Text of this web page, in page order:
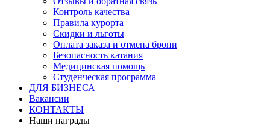
Контроль качества
Правила курорта
Скидки и льготы
Оплата заказа и отмена брони
Безопасность катания
Медицинская помощь
Студенческая программа
ДЛЯ БИЗНЕСА
Вакансии
КОНТАКТЫ
Наши награды